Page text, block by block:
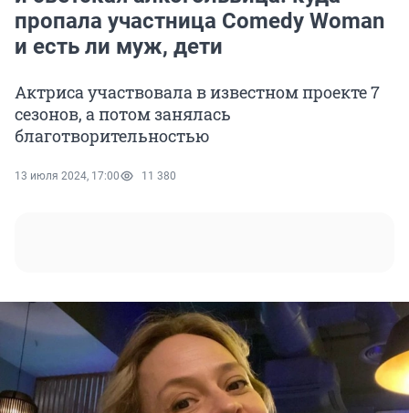
пропала участница Comedy Woman
и есть ли муж, дети
Актриса участвовала в известном проекте 7
сезонов, а потом занялась
благотворительностью
13 июля 2024, 17:00 11 380